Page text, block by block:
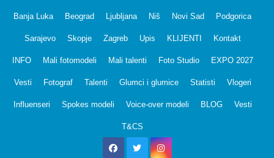
Banja Luka Beograd Ljubljana Niš Novi Sad Podgorica
Sarajevo Skopje Zagreb Upis KLIJENTI Kontakt
INFO Mali fotomodeli Mali talenti Foto Studio EXPO 2027
Vesti Fotograf Talenti Glumci i glumice Statisti Vlogeri
Influenseri Spokes modeli Voice-over modeli BLOG Vesti
T&CS